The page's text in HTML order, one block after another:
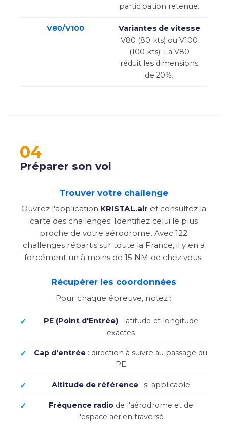
participation retenue.
V80/V100
Variantes de vitesse
V80 (80 kts) ou V100
(100 kts). La V80
réduit les dimensions
de 20%.
04
Préparer son vol
Trouver votre challenge
Ouvrez l'application KRISTAL.air et consultez la
carte des challenges. Identifiez celui le plus
proche de votre aérodrome. Avec 122
challenges répartis sur toute la France, il y en a
forcément un à moins de 15 NM de chez vous.
Récupérer les coordonnées
Pour chaque épreuve, notez :
PE (Point d'Entrée): latitude et longitude
exactes
Cap d'entrée : direction à suivre au passage du
PE
Altitude de référence: si applicable
Fréquence radiode l'aérodrome et de
l'espace aérien traversé